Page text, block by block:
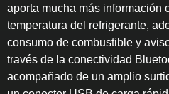
aporta mucha más información
temperatura del refrigerante,
consumo de combustible y
través de la conectividad
acompañado de un amplio